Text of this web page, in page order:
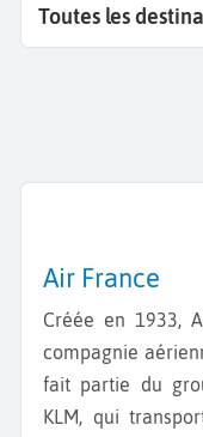
Toutes les
Air France
Créée en 1933, Air France est la principale
compagnie
fait partie du
KLM, qui